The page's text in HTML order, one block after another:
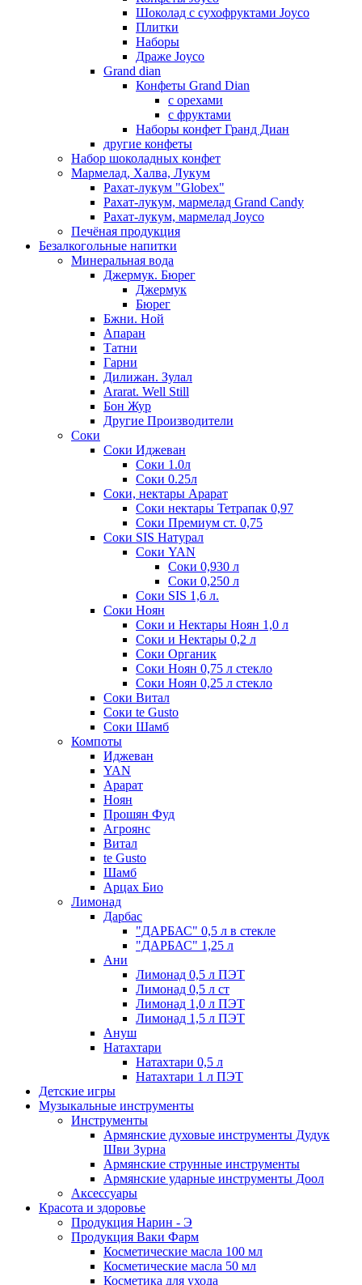
Шоколад с сухофруктами Joyco
Плитки
Наборы
Драже Joyco
Grand dian
Конфеты Grand Dian
с орехами
с фруктами
Наборы конфет Гранд Диан
другие конфеты
Набор шоколадных конфет
Мармелад, Халва, Лукум
Рахат-лукум "Globex"
Рахат-лукум, мармелад Grand Candy
Рахат-лукум, мармелад Joyco
Печёная продукция
Безалкогольные напитки
Минеральная вода
Джермук. Бюрег
Джермук
Бюрег
Бжни. Ной
Апаран
Татни
Гарни
Дилижан. Зулал
Ararat. Well Still
Бон Жур
Другие Производители
Соки
Соки Иджеван
Соки 1.0л
Соки 0.25л
Соки, нектары Арарат
Соки нектары Тетрапак 0,97
Соки Премиум ст. 0,75
Соки SIS Натурал
Соки YAN
Соки 0,930 л
Соки 0,250 л
Соки SIS 1,6 л.
Соки Ноян
Соки и Нектары Ноян 1,0 л
Соки и Нектары 0,2 л
Соки Органик
Соки Ноян 0,75 л стекло
Соки Ноян 0,25 л стекло
Соки Витал
Соки te Gusto
Соки Шамб
Компоты
Иджеван
YAN
Арарат
Ноян
Прошян Фуд
Агроянс
Витал
te Gusto
Шамб
Арцах Био
Лимонад
Дарбас
"ДАРБАС" 0,5 л в стекле
"ДАРБАС" 1,25 л
Ани
Лимонад 0,5 л ПЭТ
Лимонад 0,5 л ст
Лимонад 1,0 л ПЭТ
Лимонад 1,5 л ПЭТ
Ануш
Натахтари
Натахтари 0,5 л
Натахтари 1 л ПЭТ
Детские игры
Музыкальные инструменты
Инструменты
Армянские духовые инструменты Дудук
Шви Зурна
Армянские струнные инструменты
Армянские ударные инструменты Доол
Аксессуары
Красота и здоровье
Продукция Нарин - Э
Продукция Ваки Фарм
Косметические масла 100 мл
Косметические масла 50 мл
Косметика для ухода